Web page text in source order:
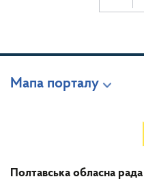
Мапа порталу
Полтавська обласна рада